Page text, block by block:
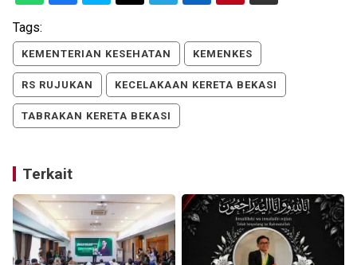
Tags:
KEMENTERIAN KESEHATAN KEMENKES
RS RUJUKAN KECELAKAAN KERETA BEKASI
TABRAKAN KERETA BEKASI
Terkait